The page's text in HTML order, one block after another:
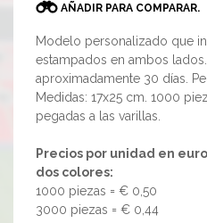
AÑADIR PARA COMPARAR.
Modelo personalizado que
estampados en ambos
aproximadamente 30 días.
Medidas: 17x25 cm. 1000
pegadas a las varillas.
Precios por unidad en
dos colores:
1000 piezas = € 0,50
3000 piezas = € 0,44